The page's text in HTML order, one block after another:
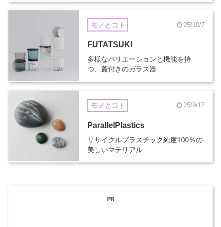
モノとコト 25/10/7
FUTATSUKI
多様なバリエーションと機能を持
つ、蓋付きのガラス器
モノとコト 25/9/17
ParallelPlastics
リサイクルプラスチック純度100％の
美しいマテリアル
PR